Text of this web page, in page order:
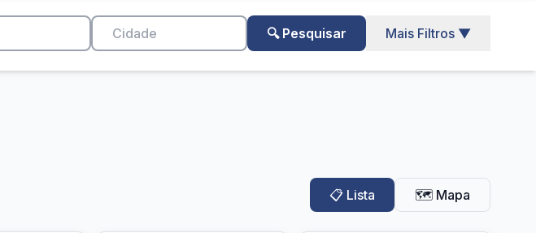
🔍 Pesquisar Mais Filtros ▼
📋 Lista 🗺️ Mapa